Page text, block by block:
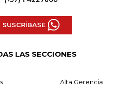
SUSCRÍBASE
LAS SECCIONES
Alta Gerencia